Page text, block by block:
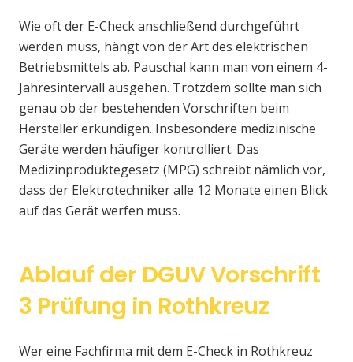
Wie oft der E-Check anschließend durchgeführt
werden muss, hängt von der Art des elektrischen
Betriebsmittels ab. Pauschal kann man von einem 4-
Jahresintervall ausgehen. Trotzdem sollte man sich
genau ob der bestehenden Vorschriften beim
Hersteller erkundigen. Insbesondere medizinische
Geräte werden häufiger kontrolliert. Das
Medizinproduktegesetz (MPG) schreibt nämlich vor,
dass der Elektrotechniker alle 12 Monate einen Blick
auf das Gerät werfen muss.
Ablauf der DGUV Vorschrift
3 Prüfung in Rothkreuz
Wer eine Fachfirma mit dem E-Check in Rothkreuz